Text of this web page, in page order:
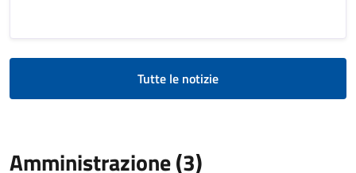
Tutte le notizie
Amministrazione (3)